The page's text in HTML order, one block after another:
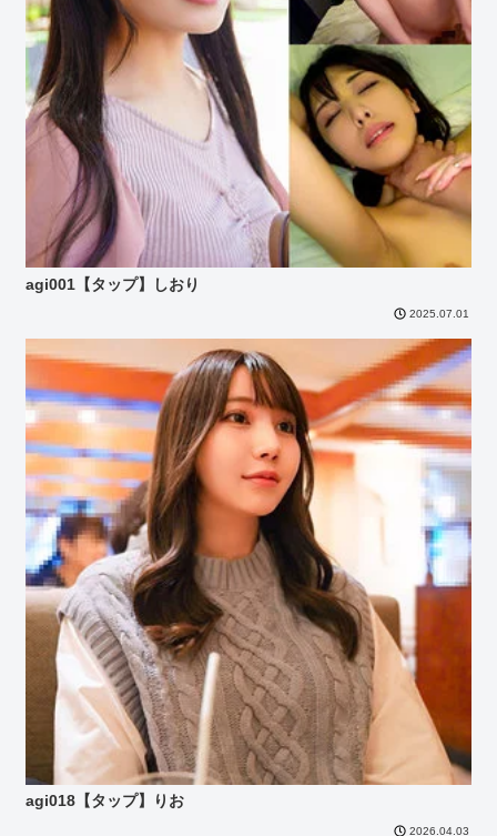
agi001【タップ】しおり
2025.07.01
agi018【タップ】りお
2026.04.03